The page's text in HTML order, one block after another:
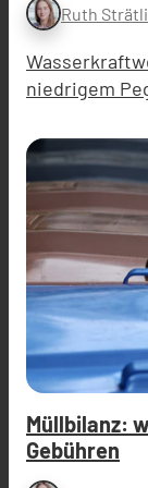
Ruth
niedrigem
Müllbilanz:
Gebühren